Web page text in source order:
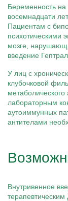
Беременность на
восемнадцати
Пациентам с
психотическими
мозге,
введение
У лиц с
клубочковой
лабораторным
аутоиммунных
антителами
Внутривенное